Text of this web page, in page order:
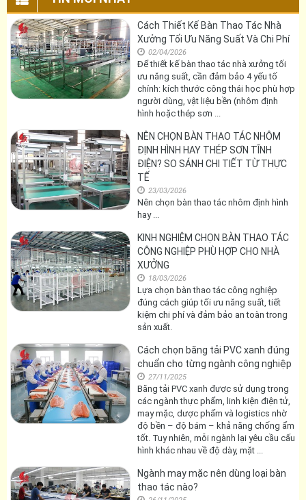
Cách Thiết Kế Bàn Thao Tác Nhà
Xưởng Tối Ưu Năng Suất Và Chi Phí
02/04/2026
Để thiết kế bàn thao tác nhà xưởng tối
ưu năng suất, cần đảm bảo 4 yếu tố
chính: kích thước công thái học phù hợp
người dùng, vật liệu bền (nhôm định
hình hoặc thép sơn ...
NÊN CHỌN BÀN THAO TÁC NHÔM
ĐỊNH HÌNH HAY THÉP SƠN TĨNH
ĐIỆN? SO SÁNH CHI TIẾT TỪ THỰC
TẾ
23/03/2026
Nên chọn bàn thao tác nhôm định hình
hay ...
KINH NGHIỆM CHỌN BÀN THAO TÁC
CÔNG NGHIỆP PHÙ HỢP CHO NHÀ
XƯỞNG
18/03/2026
Lựa chọn bàn thao tác công nghiệp
đúng cách giúp tối ưu năng suất, tiết
kiệm chi phí và đảm bảo an toàn trong
sản xuất.
Cách chọn băng tải PVC xanh đúng
chuẩn cho từng ngành công nghiệp
27/11/2025
Băng tải PVC xanh được sử dụng trong
các ngành thực phẩm, linh kiện điện tử,
may mặc, dược phẩm và logistics nhờ
độ bền – độ bám – khả năng chống ẩm
tốt. Tuy nhiên, mỗi ngành lại yêu cầu cấu
hình khác nhau về độ dày, mặt ...
Ngành may mặc nên dùng loại bàn
thao tác nào?